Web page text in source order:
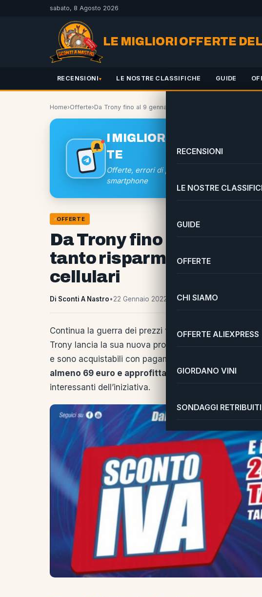
sabato, 8 Agosto 2026
LE MIGLIORI OFFERTE
RECENSIONI LE NOSTRE CLASSIFICHE GUIDE
RECENSIONI
LE NOSTRE
GUIDE
OFFERTE
CHI SIAMO
OFFERTE ALIEXPRESS
GIORDANO VINI
SONDAGGI RETRIBUITI
Home›Offerte›Da Trony fino al 9 gennaio con “Sconto IVA” tanto
I MIGLIORI SCONTI A UN
TE
Offerte, errori di prezzo e coupon
smartphone
OFFERTE
Da Trony fino al 9
tanto risparmio su
cellulari
Di Sconti A Nastro•22 Gennaio 2022
Continua la guerra dei prezzi tra le catene di
Trony lancia la sua nuova promo: con
e sono acquistabili con pagamento rateale a tasso
almeno 69 euro e approfittare del taglio IVA.
interessanti dell’iniziativa.